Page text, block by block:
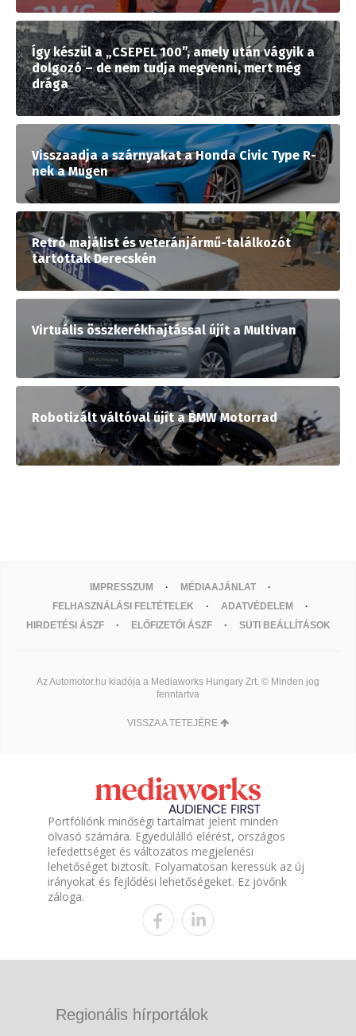
Így készül a „CSEPEL 100”, amely után vágyik a
dolgozó – de nem tudja megvenni, mert még
drága
Visszaadja a szárnyakat a Honda Civic Type R-
nek a Mugen
Retró majálist és veteránjármű-találkozót
tartottak Derecskén
Virtuális összkerékhajtással újít a Multivan
Robotizált váltóval újít a BMW Motorrad
IMPRESSZUM
MÉDIAAJÁNLAT
FELHASZNÁLÁSI FELTÉTELEK
ADATVÉDELEM
HIRDETÉSI ÁSZF
ELŐFIZETŐI ÁSZF SÜTI BEÁLLÍTÁSOK
Az Automotor.hu kiadója a Mediaworks Hungary Zrt. © Minden jog
fenntartva
VISSZA A TETEJÉRE
Portfóliónk minőségi tartalmat jelent minden
olvasó számára. Egyedülálló elérést, országos
lefedettséget és változatos megjelenési
lehetőséget biztosít. Folyamatosan keressük az új
irányokat és fejlődési lehetőségeket. Ez jövőnk
záloga.
Regionális hírportálok